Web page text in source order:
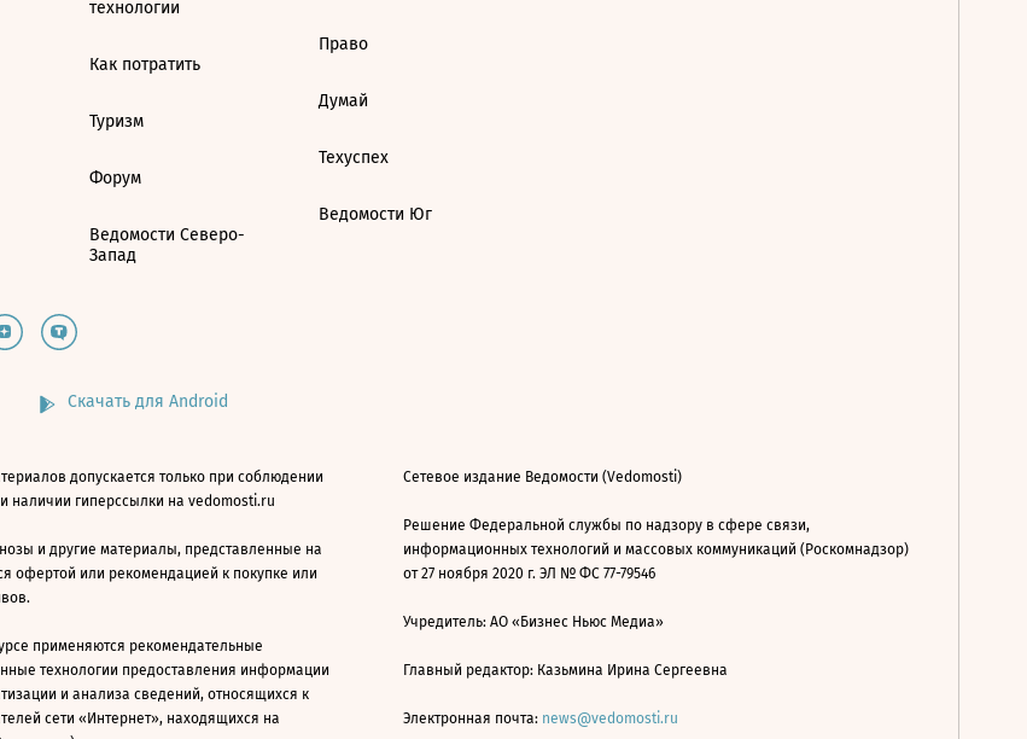
технологии
Как потратить
Туризм
Форум
Ведомости Северо-
Запад
Право
Думай
Техуспех
Ведомости Юг
Скачать для Android
допускается только при соблюдении
наличии гиперссылки на vedomosti.ru
и другие материалы, представленные на
офертой или рекомендацией к покупке или
применяются рекомендательные
технологии предоставления информации
и анализа сведений, относящихся к
сети «Интернет», находящихся на
Сетевое издание Ведомости (Vedomosti)
Решение Федеральной службы по надзору в сфере связи,
информационных технологий и массовых коммуникаций (Роскомнадзор)
от 27 ноября 2020 г. ЭЛ № ФС 77-79546
Учредитель: АО «Бизнес Ньюс Медиа»
Главный редактор: Казьмина Ирина Сергеевна
Электронная почта: news@vedomosti.ru